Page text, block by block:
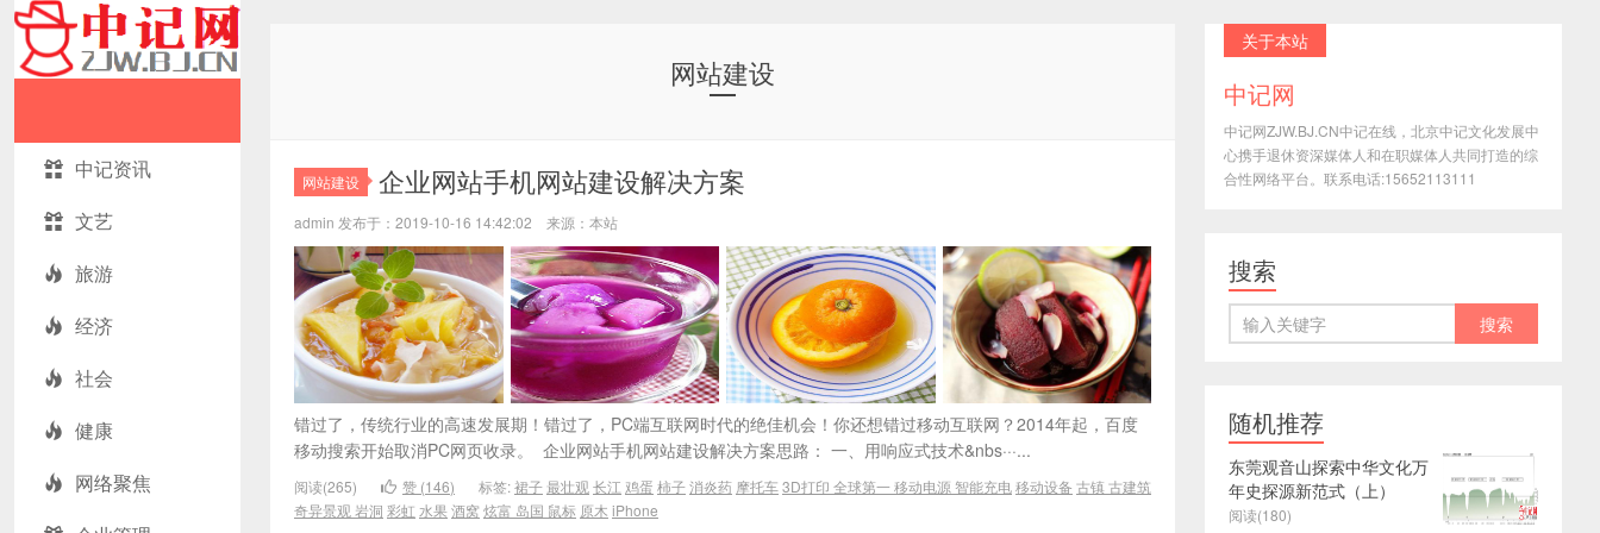
中记资讯
文艺
旅游
经济
社会
健康
网络聚焦
网站建设
网站建设 企业网站手机网站建设解决方案
admin 发布于：2019-10-16 14:42:02 来源：本站
错过了，传统行业的高速发展期！错过了，PC端互联网时代的绝佳机会！你还想错过移动互联网？2014年起，百度
移动搜索开始取消PC网页收录。 企业网站手机网站建设解决方案思路： 一、用响应式技术&nbs···...
阅读(265) 赞 (146) 标签:裙子最壮观 长江 鸡蛋 柿子消炎药 摩托车3D打印 全球第一移动电源 智能充电移动设备 古镇古建筑
奇异景观 岩洞 彩虹 水果酒窝炫富 岛国 鼠标 原木 iPhone
关于本站
中记网
中记网ZJW.BJ.CN中记在线，北京中记文化发展中
心携手退休资深媒体人和在职媒体人共同打造的综
合性网络平台。联系电话:15652113111
搜索
随机推荐
东莞观音山探索中华文化万
年史探源新范式（上）
阅读(180)